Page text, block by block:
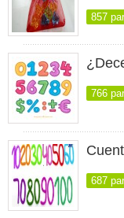
857
766
687